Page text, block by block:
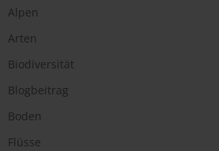
Alpen
Arten
Biodiversität
Blogbeitrag
Boden
Flüsse